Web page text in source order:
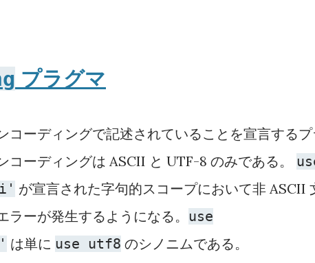
プラグマ
コーディングで記述されていることを宣言する
コーディングは ASCII と UTF-8 のみである。
が宣言された字句的スコープにおいて非 ASCII
ーが発生するようになる。
use
は単に use utf8 のシノニムである。